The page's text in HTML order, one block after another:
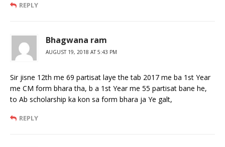
REPLY
Bhagwana ram
AUGUST 19, 2018 AT 5:43 PM
Sir jisne 12th me 69 partisat laye the tab 2017 me ba 1st Year
me CM form bhara tha, b a 1st Year me 55 partisat bane he,
to Ab scholarship ka kon sa form bhara ja Ye galt,
REPLY